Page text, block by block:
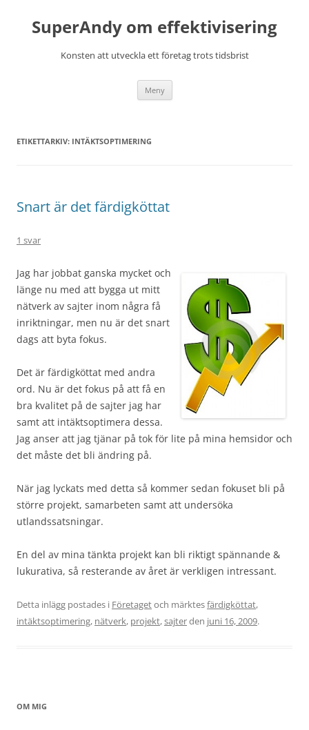
innehåll
SuperAndy om effektivisering
Konsten att utveckla ett företag trots tidsbrist
Meny
ETIKETTARKIV: INTÄKTSOPTIMERING
Snart är det färdigköttat
1 svar
Jag har jobbat ganska mycket och
länge nu med att bygga ut mitt
nätverk av sajter inom några få
inriktningar, men nu är det snart
dags att byta fokus.
Det är färdigköttat med andra
ord. Nu är det fokus på att få en
bra kvalitet på de sajter jag har
samt att intäktsoptimera dessa.
Jag anser att jag tjänar på tok för lite på mina hemsidor och
det måste det bli ändring på.
När jag lyckats med detta så kommer sedan fokuset bli på
större projekt, samarbeten samt att undersöka
utlandssatsningar.
En del av mina tänkta projekt kan bli riktigt spännande &
lukurativa, så resterande av året är verkligen intressant.
Detta inlägg postades i Företagetoch märktesfärdigköttat,
intäktsoptimering, nätverk, projekt,sajterden juni 16, 2009.
OM MIG